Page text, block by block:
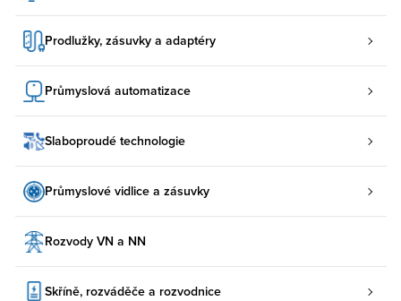
Prodlužky, zásuvky a adaptéry
Průmyslová automatizace
Slaboproudé technologie
Průmyslové vidlice a zásuvky
Rozvody VN a NN
Skříně, rozváděče a rozvodnice